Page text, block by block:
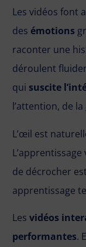
Les vidéos font
des émotions
raconter une
déroulent
qui suscite
l’attention, de
L’œil est
de décrocher
apprentissage
Les vidéos
performantes.